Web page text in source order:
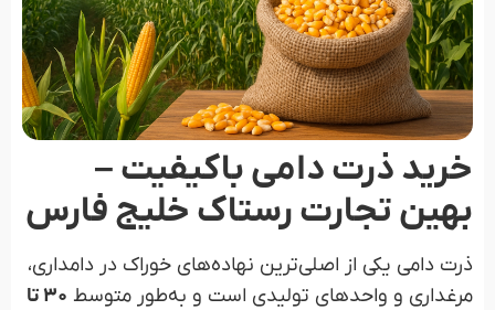
خرید ذرت دامی باکیفیت –
بهین تجارت رستاک خلیج فارس
ذرت دامی یکی از اصلی‌ترین نهاده‌های خوراک در دامداری‌،
مرغداری و واحدهای تولیدی است و به‌طور متوسط
۳۰ تا